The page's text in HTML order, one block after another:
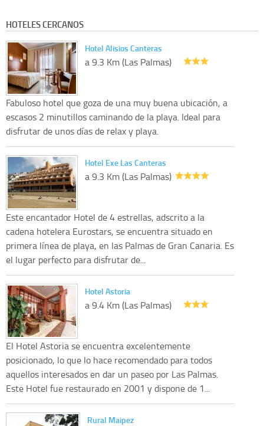
HOTELES CERCANOS
Hotel Alisios Canteras
a 9.3 Km (Las Palmas)
Fabuloso hotel que goza de una muy buena ubicación, a
escasos 2 minutillos caminando de la playa. Ideal para
disfrutar de unos días de relax y playa.
Hotel Exe Las Canteras
a 9.3 Km (Las Palmas)
Este encantador Hotel de 4 estrellas, adscrito a la
cadena hotelera Eurostars, se encuentra situado en
primera línea de playa, en las Palmas de Gran Canaria. Es
el lugar perfecto para disfrutar de...
Hotel Astoria
a 9.4 Km (Las Palmas)
El Hotel Astoria se encuentra excelentemente
posicionado, lo que lo hace recomendado para todos
aquellos interesados en dar un paseo por Las Palmas.
Este Hotel fue restaurado en 2001 y dispone de 1...
Rural Maipez